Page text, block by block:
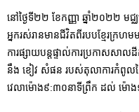
នៅថ្ងៃទី២២ ខែកញ្ញា ឆ្នាំ២០២២ ម
អ្នករស់រានមានជីវិតពីរបបខ្មែរក្
ការផ្សាយបន្តផ្ទាល់ការប្រកាសសាល
នឹង ខៀវ សំផន របស់តុលាការកំពូលនៃ
វេលាម៉ោង៩:៣០នាទីព្រឹក ដល់ ម៉ោង